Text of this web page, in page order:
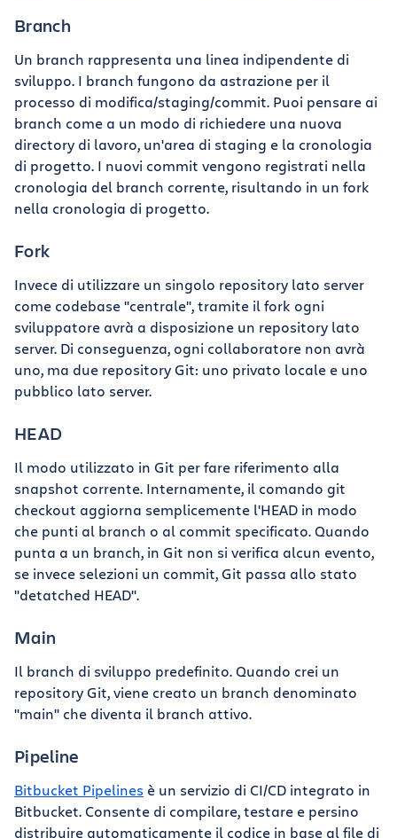
Branch
Un branch rappresenta una linea indipendente di
sviluppo. I branch fungono da astrazione per il
processo di modifica/staging/commit. Puoi pensare ai
branch come a un modo di richiedere una nuova
directory di lavoro, un'area di staging e la cronologia
di progetto. I nuovi commit vengono registrati nella
cronologia del branch corrente, risultando in un fork
nella cronologia di progetto.
Fork
Invece di utilizzare un singolo repository lato server
come codebase "centrale", tramite il fork ogni
sviluppatore avrà a disposizione un repository lato
server. Di conseguenza, ogni collaboratore non avrà
uno, ma due repository Git: uno privato locale e uno
pubblico lato server.
HEAD
Il modo utilizzato in Git per fare riferimento alla
snapshot corrente. Internamente, il comando git
checkout aggiorna semplicemente l'HEAD in modo
che punti al branch o al commit specificato. Quando
punta a un branch, in Git non si verifica alcun evento,
se invece selezioni un commit, Git passa allo stato
"detatched HEAD".
Main
Il branch di sviluppo predefinito. Quando crei un
repository Git, viene creato un branch denominato
"main" che diventa il branch attivo.
Pipeline
Bitbucket Pipelines è un servizio di CI/CD integrato in
Bitbucket. Consente di compilare, testare e persino
distribuire automaticamente il codice in base al file di